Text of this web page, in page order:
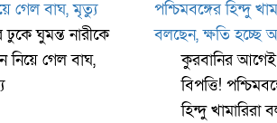
ঢুকে ঘুমন্ত নারীকে
নিয়ে গেল বাঘ,
কুরবানির আগেই
বিপত্তি!
হিন্দু খামারিরা